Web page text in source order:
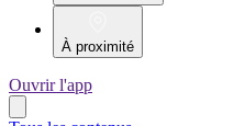
À proximité
Ouvrir l'app